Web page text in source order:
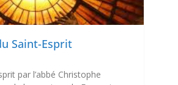
Saint-Esprit
par l’abbé Christophe